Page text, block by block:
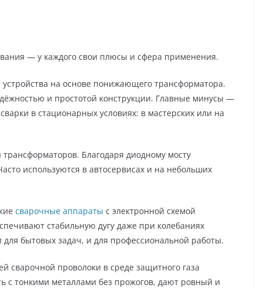
— у каждого свои плюсы и сфера применения.
на основе понижающего трансформатора.
и простотой конструкции. Главные минусы —
в стационарных условиях: в мастерских или на
Благодаря диодному мосту
используются в автосервисах и на небольших
сварочные аппараты с электронной схемой
стабильную дугу даже при колебаниях
бытовых задач, и для профессиональной работы.
сварочной проволоки в среде защитного газа
с тонкими металлами без прожогов, дают ровный и